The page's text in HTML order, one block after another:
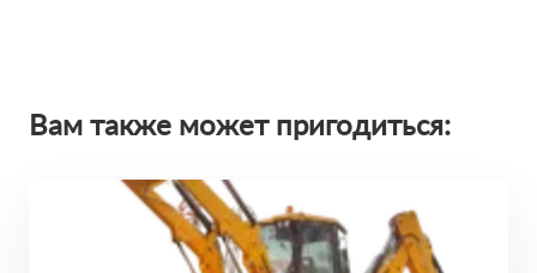
Вам также может пригодиться: